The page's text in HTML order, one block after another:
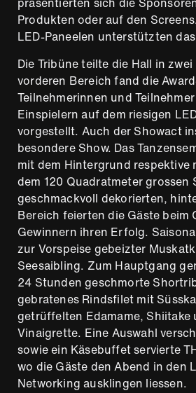
Produkten oder auf den
LED-Paneelen unterstützten
Die Tribüne teilte die Hall in
vorderen Bereich fand die
Teilnehmerinnen und
Einspielern auf dem riesigen
vorgestellt. Auch der Showact
besondere Show. Das
mit dem Hintergrund respektive
dem 120 Quadratmeter grossen
geschmackvoll dekorierten,
Bereich feierten die Gäste beim
Gewinnern ihren Erfolg.
zur Vorspeise gebeizter
Seesaibling. Zum Hauptgang
24 Stunden geschmorte
gebratenes Rindsfilet mit
getrüffelten Edamame, Shiitake
Vinaigrette. Eine Auswahl
sowie ein Käsebuffet servierte
wo die Gäste den Abend in den
Networking ausklingen liessen.